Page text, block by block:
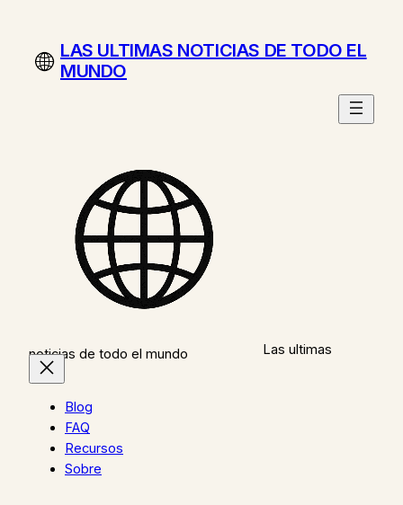
contenidoLAS ULTIMAS NOTICIAS DE TODO EL
MUNDO
Las ultimas
noticias de todo el mundo
Blog
FAQ
Recursos
Sobre